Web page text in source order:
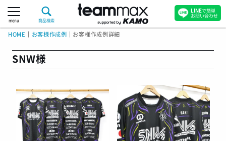
menu 商品検索
HOME お客様作成例 お客様作成例詳細
SNW様
LINEで簡単
お問い合わせ